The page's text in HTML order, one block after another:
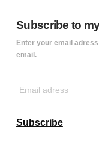
Subscribe to
Enter your email
email.
Subscribe